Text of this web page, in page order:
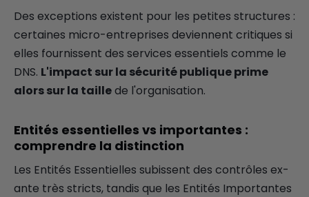
Des exceptions existent pour les petites structures :
certaines micro-entreprises deviennent critiques si
elles fournissent des services essentiels comme le
DNS. L'impact sur la sécurité publique prime
alors sur la taillede l'organisation.
Entités essentielles vs importantes :
comprendre la distinction
Les Entités Essentielles subissent des contrôles ex-
ante très stricts, tandis que les Entités Importantes